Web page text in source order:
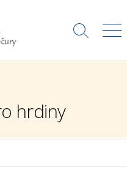
Search
hrdiny